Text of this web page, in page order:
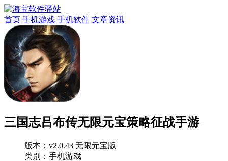
首页 手机游戏 手机软件 文章资讯
三国志吕布传无限元宝策略征战手游
版本： v2.0.43 无限元宝版
类别：手机游戏